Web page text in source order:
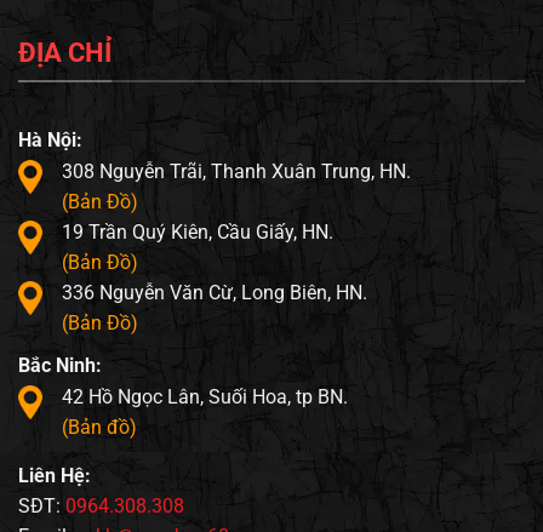
ĐỊA CHỈ
Hà Nội:
308 Nguyễn Trãi, Thanh Xuân Trung, HN.
(Bản Đồ)
19 Trần Quý Kiên, Cầu Giấy, HN.
(Bản Đồ)
336 Nguyễn Văn Cừ, Long Biên, HN.
(Bản Đồ)
Bắc Ninh:
42 Hồ Ngọc Lân, Suối Hoa, tp BN.
(Bản đồ)
Liên Hệ:
SĐT: 0964.308.308